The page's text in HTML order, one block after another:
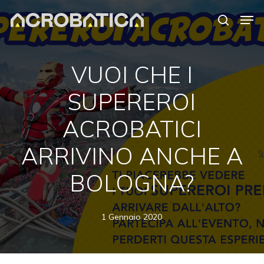
to
main
search
VUOI CHE I
SUPEREROI
ACROBATICI
ARRIVINO ANCHE A
BOLOGNA?
1 Gennaio 2020
Close
Menu